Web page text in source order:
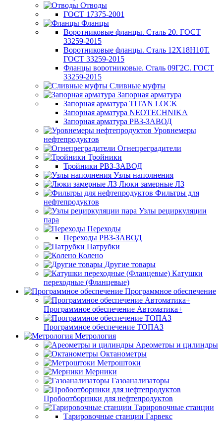
Отводы
ГОСТ 17375-2001
Фланцы
Воротниковые фланцы. Сталь 20. ГОСТ
33259-2015
Воротниковые фланцы. Сталь 12Х18Н10Т.
ГОСТ 33259-2015
Фланцы воротниковые. Сталь 09Г2С. ГОСТ
33259-2015
Сливные муфты
Запорная арматура
Запорная арматура TITAN LOCK
Запорная арматура NEOTECHNIKA
Запорная арматура РВЗ-ЗАВОД
Уровнемеры
нефтепродуктов
Огнепреградители
Тройники
Тройники РВЗ-ЗАВОД
Узлы наполнения
Люки замерные ЛЗ
Фильтры для
нефтепродуктов
Узлы рециркуляции
пара
Переходы
Переходы РВЗ-ЗАВОД
Патрубки
Колено
Другие товары
Катушки
переходные (Фланцевые)
Программное обеспечение
Программное обеспечение Автоматика+
Программное обеспечение ТОПАЗ
Метрология
Ареометры и цилиндры
Октанометры
Метроштоки
Мерники
Газоанализаторы
Пробоотборники для нефтепродуктов
Тарировочные станции
Тарировочные станции Гарвекс